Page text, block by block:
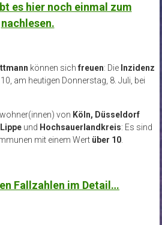
es hier noch einmal zum
nachlesen.
können sich freuen: Die Inzidenz
am heutigen Donnerstag, 8. Juli, bei
von Köln, Düsseldorf
und Hochsauerlandkreis: Es sind
mit einem Wert über 10.
Fallzahlen im Detail…